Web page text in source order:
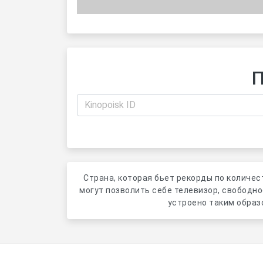
Страна, которая бьет рекорды по
могут позволить себе телевизор,
устроено таким